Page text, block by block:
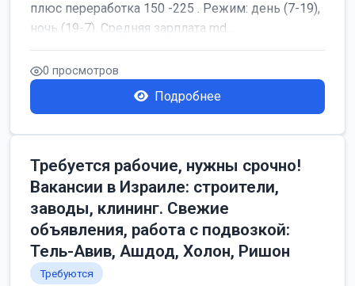
плюс переработка 150 -225 . Режим: день (7-19),
ночь (19-7). Средняя зарплата md...
0 просмотров
Подробнее
Требуется рабочие, нужны срочно!
Вакансии в Израиле: строители,
заводы, клининг. Свежие
объявления, работа с подвозкой:
Тель-Авив, Ашдод, Холон, Ришон
Требуются